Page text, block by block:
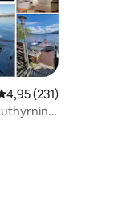
av 5 i
4,95 (231)